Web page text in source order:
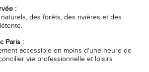
:
des forêts, des rivières et des
Paris :
accessible en moins d'une heure de
vie professionnelle et loisirs